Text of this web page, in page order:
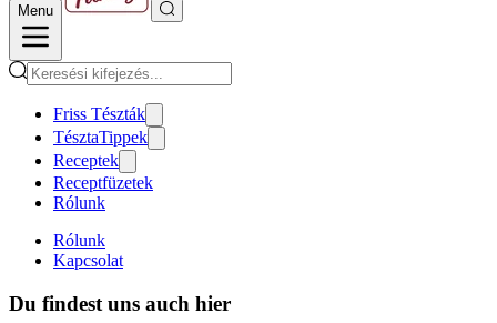
Menu
Friss Tészták
TésztaTippek
Receptek
Receptfüzetek
Rólunk
Rólunk
Kapcsolat
Du findest uns auch hier